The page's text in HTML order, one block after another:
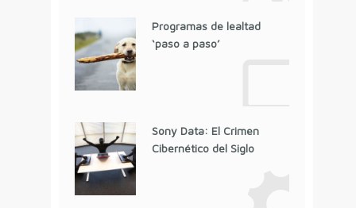
Programas de lealtad
‘paso a paso’
Sony Data: El Crimen
Cibernético del Siglo